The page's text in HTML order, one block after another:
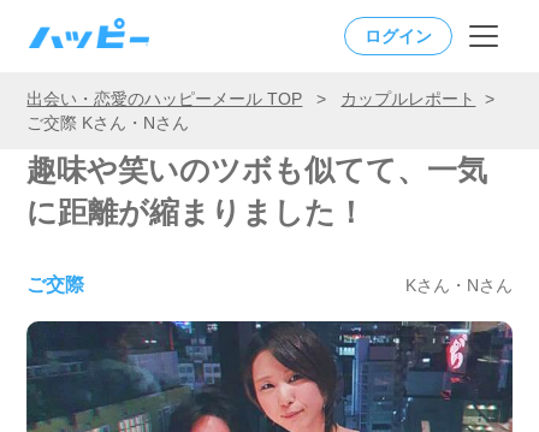
ログイン
出会い・恋愛のハッピーメール TOP > カップルレポート
>
ご交際 Kさん・Nさん
趣味や笑いのツボも似てて、一気
に距離が縮まりました！
ご交際 Kさん・Nさん